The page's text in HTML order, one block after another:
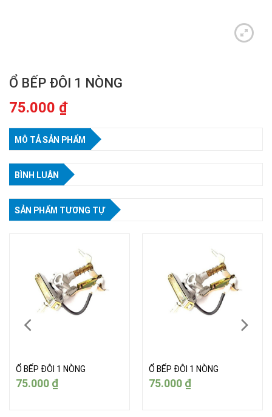
Ổ BẾP ĐÔI 1 NÒNG
75.000 ₫
MÔ TẢ SẢN PHẨM
BÌNH LUẬN
SẢN PHẨM TƯƠNG TỰ
Ổ BẾP ĐÔI 1 NÒNG
75.000 ₫
Ổ BẾP ĐÔI 1 NÒNG
75.000 ₫